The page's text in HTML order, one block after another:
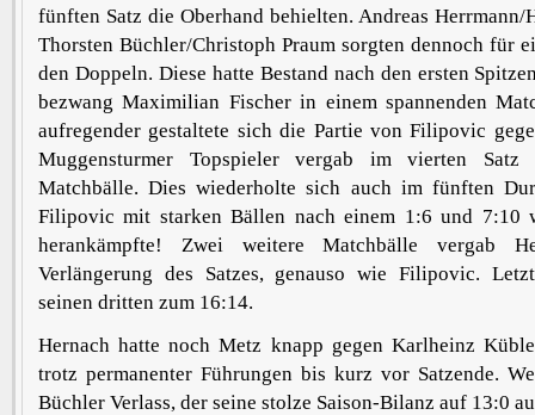
fünften Satz die Oberhand behielten. Andreas Herrmann/
Thorsten Büchler/Christoph Praum sorgten dennoch für
den Doppeln. Diese hatte Bestand nach den ersten
bezwang Maximilian Fischer in einem spannenden
aufregender gestaltete sich die Partie von Filipovic
Muggensturmer Topspieler vergab im vierten
Matchbälle. Dies wiederholte sich auch im fünften
Filipovic mit starken Bällen nach einem 1:6 und 7:10
herankämpfte! Zwei weitere Matchbälle vergab
Verlängerung des Satzes, genauso wie Filipovic.
seinen dritten zum 16:14.
Hernach hatte noch Metz knapp gegen Karlheinz
trotz permanenter Führungen bis kurz vor Satzende.
Büchler Verlass, der seine stolze Saison-Bilanz auf 13:0